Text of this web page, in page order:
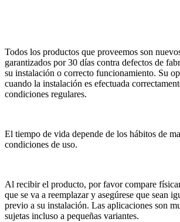
Todos los productos que proveemos son
garantizados por 30 días contra defectos de
su instalación o correcto funcionamiento. Su
cuando la instalación es efectuada
condiciones regulares.
El tiempo de vida depende de los hábitos de
condiciones de uso.
Al recibir el producto, por favor compare
que se va a reemplazar y asegúrese que sean
previo a su instalación. Las aplicaciones son
sujetas incluso a pequeñas variantes.